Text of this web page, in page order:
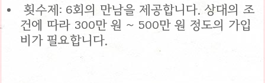
횟수제: 6회의 만남을 제공합니다. 상대의 조
건에 따라 300만 원 ~ 500만 원 정도의 가입
비가 필요합니다.